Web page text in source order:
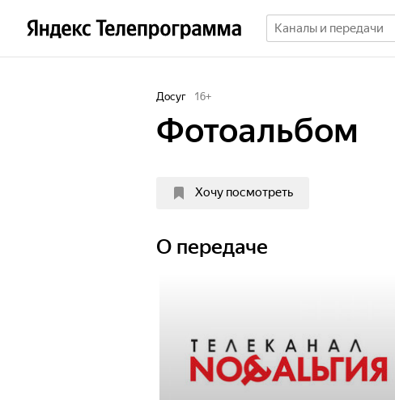
Досуг 16+
Фотоальбом
Хочу посмотреть
О передаче